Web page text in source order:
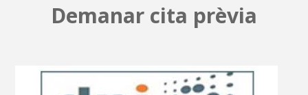
Demanar cita prèvia